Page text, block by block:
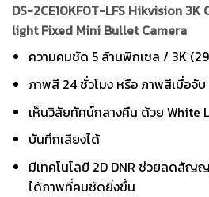
DS-2CE10KF0T-LFS Hikvision
light Fixed Mini Bullet Camera
ความคมชัด 5 ล้านพิกเซล / 3K
ภาพสี 24 ชั่วโมง หรือ ภาพสีเมื่อจั
เห็นวิสัยทัศน์กลางคืน ด้วย White
บันทึกเสียงได้
มีเทคโนโลยี 2D DNR ช่วยลดสัญ
ได้ภาพที่คมชัดยิ่งขึ้น